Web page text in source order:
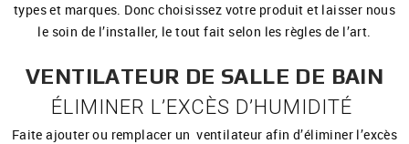
types et marques. Donc choisissez votre produit et laisser nous
le soin de l’installer, le tout fait selon les règles de l’art.
VENTILATEUR DE SALLE DE BAIN
ÉLIMINER L’EXCÈS D’HUMIDITÉ
Faite ajouter ou remplacer un ventilateur afin d’éliminer l’excès